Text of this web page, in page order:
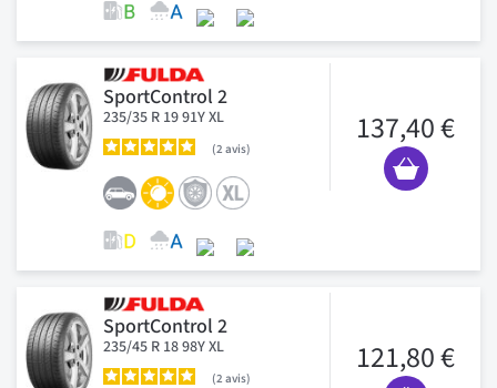
SportControl 2
235/35 R 19 91Y XL
2 avis
137,40 €
SportControl 2
235/45 R 18 98Y XL
2 avis
121,80 €